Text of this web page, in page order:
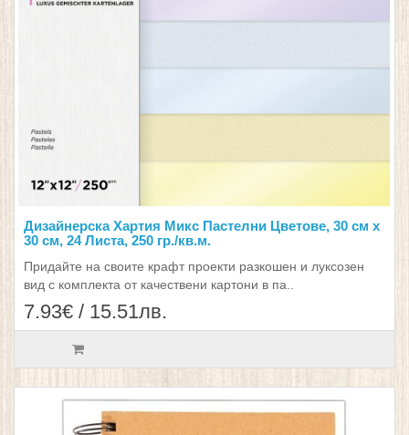
Дизайнерска Хартия Микс Пастелни Цветове, 30 см х
30 см, 24 Листа, 250 гр./кв.м.
Придайте на своите крафт проекти разкошен и луксозен
вид с комплекта от качествени картони в па..
7.93€ / 15.51лв.